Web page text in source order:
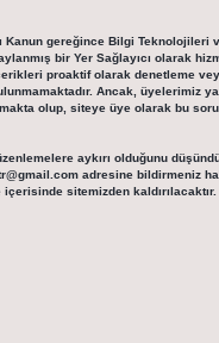
Kanun gereğince Bilgi Teknolojileri
bir Yer Sağlayıcı olarak
proaktif olarak denetleme
Ancak, üyelerimiz
olup, siteye üye olarak bu
aykırı olduğunu
adresine bildirmeniz
sitemizden kaldırılacaktır.